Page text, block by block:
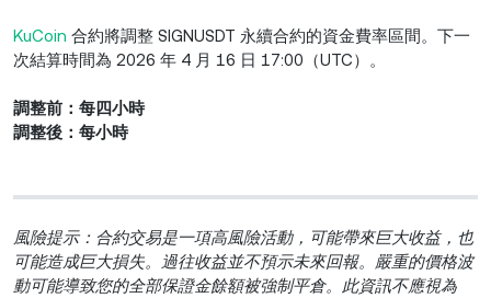
KuCoin 合約將調整 SIGNUSDT 永續合約的資金費率區間。下一
次結算時間為 2026 年 4 月 16 日 17:00（UTC）。
調整前：每四小時
調整後：每小時
風險提示：合約交易是一項高風險活動，可能帶來巨大收益，也
可能造成巨大損失。過往收益並不預示未來回報。嚴重的價格波
動可能導致您的全部保證金餘額被強制平倉。此資訊不應視為